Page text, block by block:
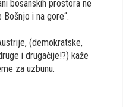
bosanskih prostora ne
i na gore“.
(demokratske,
i drugačije!?) kaže
za uzbunu.